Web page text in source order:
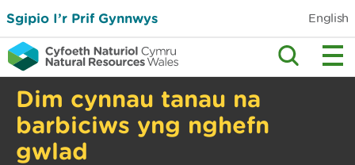
Sgipio I’r Prif Gynnwys English
Dim cynnau tanau na
barbiciws yng nghefn
gwlad